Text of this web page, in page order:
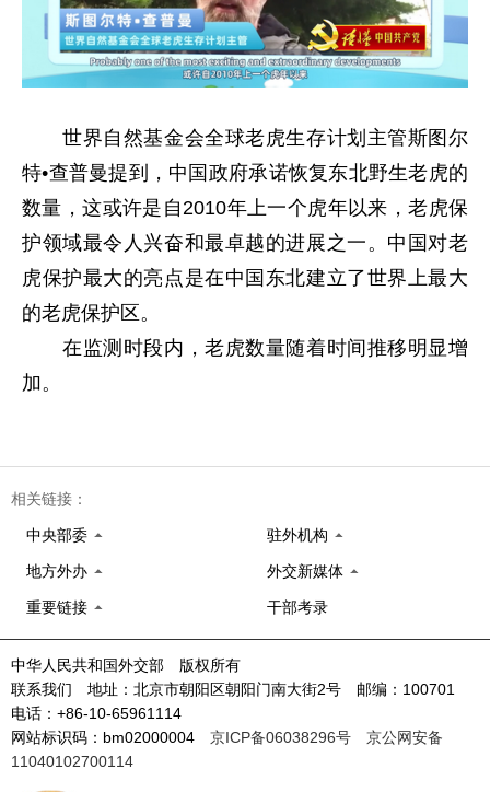
世界自然基金会全球老虎生存计划主管斯图尔
特•查普曼提到，中国政府承诺恢复东北野生老虎的
数量，这或许是自2010年上一个虎年以来，老虎保
护领域最令人兴奋和最卓越的进展之一。中国对老
虎保护最大的亮点是在中国东北建立了世界上最大
的老虎保护区。
在监测时段内，老虎数量随着时间推移明显增
加。
相关链接：
中央部委 驻外机构
地方外办 外交新媒体
重要链接 干部考录
中华人民共和国外交部 版权所有
联系我们 地址：北京市朝阳区朝阳门南大街2号 邮编：100701
电话：+86-10-65961114
网站标识码：bm02000004 京ICP备06038296号
京公网安备
11040102700114